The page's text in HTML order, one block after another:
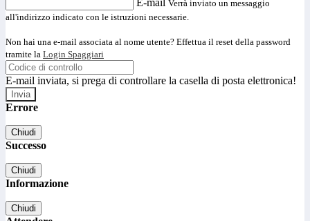
E-mail Verrà inviato un messaggio
all'indirizzo indicato con le istruzioni necessarie.
Non hai una e-mail associata al nome utente? Effettua il reset della password
tramite la Login Spaggiari
E-mail inviata, si prega di controllare la casella di posta elettronica!
Errore
Chiudi
Successo
Chiudi
Informazione
Chiudi